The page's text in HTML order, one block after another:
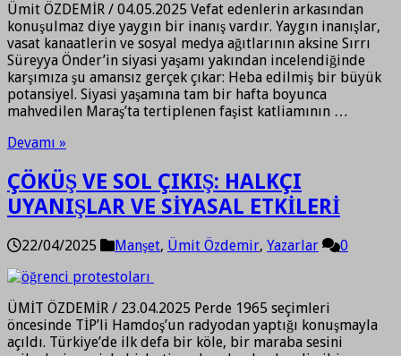
Ümit ÖZDEMİR / 04.05.2025 Vefat edenlerin arkasından
konuşulmaz diye yaygın bir inanış vardır. Yaygın inanışlar,
vasat kanaatlerin ve sosyal medya ağıtlarının aksine Sırrı
Süreyya Önder’in siyasi yaşamı yakından incelendiğinde
karşımıza şu amansız gerçek çıkar: Heba edilmiş bir büyük
potansiyel. Siyasi yaşamına tam bir hafta boyunca
mahvedilen Maraş’ta tertiplenen faşist katliamının …
Devamı »
ÇÖKÜŞ VE SOL ÇIKIŞ: HALKÇI
UYANIŞLAR VE SİYASAL ETKİLERİ
22/04/2025 Manşet, Ümit Özdemir, Yazarlar 0
ÜMİT ÖZDEMİR / 23.04.2025 Perde 1965 seçimleri
öncesinde TİP’li Hamdoş’un radyodan yaptığı konuşmayla
açıldı. Türkiye’de ilk defa bir köle, bir maraba sesini